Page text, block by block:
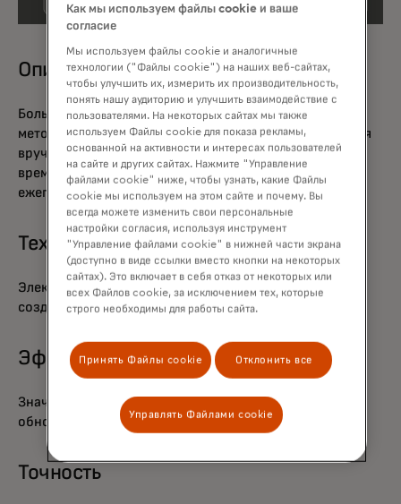
Описание
Большинство компаний используют неэффективные
методы для составления прогнозов. Модели создаются
вручную и оптимизируются с заданным интервалом
времени — ежемесячно, ежеквартально или даже
ежегодно.
Технологии
Электронные таблицы используются для ручного
создания моделей прогноза
Эффективность
Значительное время тратится на ручное создание и
обновление моделей.
Точность
Как мы используем файлы cookie и ваше
согласие
Мы используем файлы cookie и аналогичные
технологии ("Файлы cookie") на наших веб-сайтах,
чтобы улучшить их, измерить их производительность,
понять нашу аудиторию и улучшить взаимодействие с
пользователями. На некоторых сайтах мы также
используем Файлы cookie для показа рекламы,
основанной на активности и интересах пользователей
на сайте и других сайтах. Нажмите "Управление
файлами cookie" ниже, чтобы узнать, какие Файлы
cookie мы используем на этом сайте и почему. Вы
всегда можете изменить свои персональные
настройки согласия, используя инструмент
"Управление файлами cookie" в нижней части экрана
(доступно в виде ссылки вместо кнопки на некоторых
сайтах). Это включает в себя отказ от некоторых или
всех Файлов cookie, за исключением тех, которые
строго необходимы для работы сайта.
Принять Файлы cookie Отклонить все
Управлять Файлами cookie